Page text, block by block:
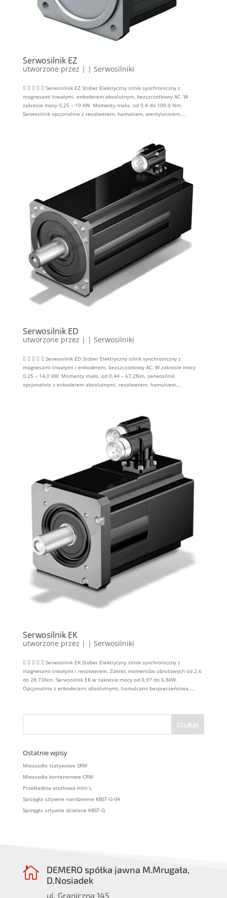
Serwosilnik EZ
utworzone przez | | Serwosilniki
     Serwosilnik EZ Stober Elektryczny silnik synchroniczny z
magnesami trwałymi, enkoderem absolutnym, bezszczotkowy AC. W
zakresie mocy 0,25 – 19 kW. Momenty maks. od 0,4 do 100,0 Nm.
Serwosilnik opcjonalnie z resolwerem, hamulcem, wentylatorem,...
Serwosilnik ED
utworzone przez | | Serwosilniki
     Serwosilnik ED Stober Elektryczny silnik synchroniczny z
magnesami trwałymi i enkoderem, bezszczotkowy AC. W zakresie mocy
0,25 – 14,0 kW. Momenty maks. od 0,44 – 67,2Nm. serwosilnik
opcjonalnie z enkoderem absolutnymi, resolwerem, hamulcem,...
Serwosilnik EK
utworzone przez | | Serwosilniki
     Serwosilnik EK Stober Elektryczny silnik synchroniczny z
magnesami trwałymi i resolwerem. Zakres momentów obrotowych od 2,6
do 28,73Nm. Serwsoilnik EK w zakresie mocy od 0,97 do 6,8kW.
Opcjonalnie z enkoderami absolutnymi, hamulcami bezpieczeństwa,...
Ostatnie wpisy
Mieszadło statywowe SRW
Mieszadła kontenerowe CRW
Przekładnia stożkowa mini L
Sprzęgła sztywne nierdzewne KBST-G-VA
Sprzęgło sztywne dzielone KBST-G

DEMERO spółka jawna M.Mrugała,
D.Nosiadek
ul. Graniczna 145